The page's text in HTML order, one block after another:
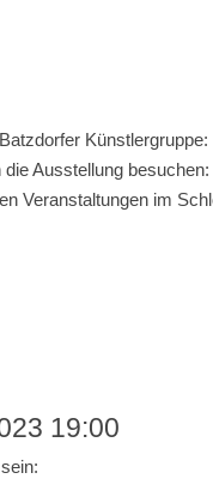
Ausstellung
Veranstaltungen im
19:00